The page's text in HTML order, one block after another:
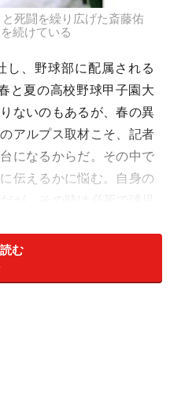
死闘を繰り広げた斎藤佑
続けている
し、野球部に配属される
と夏の高校野球甲子園大
ないのもあるが、春の異
アルプス取材こそ、記者
になるからだ。その中で
伝えるかに悩む。自身の
が、その時は必死で球児
ー選手がいた。蔦監督率
田高校でエースだった水
む